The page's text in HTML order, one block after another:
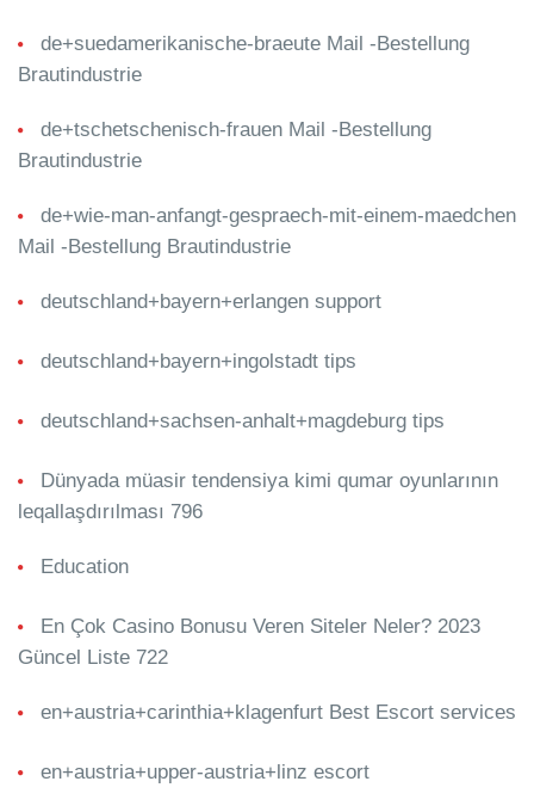
de+suedamerikanische-braeute Mail -Bestellung
Brautindustrie
de+tschetschenisch-frauen Mail -Bestellung
Brautindustrie
de+wie-man-anfangt-gespraech-mit-einem-maedchen
Mail -Bestellung Brautindustrie
deutschland+bayern+erlangen support
deutschland+bayern+ingolstadt tips
deutschland+sachsen-anhalt+magdeburg tips
Dünyada müasir tendensiya kimi qumar oyunlarının
leqallaşdırılması 796
Education
En Çok Casino Bonusu Veren Siteler Neler? 2023
Güncel Liste 722
en+austria+carinthia+klagenfurt Best Escort services
en+austria+upper-austria+linz escort